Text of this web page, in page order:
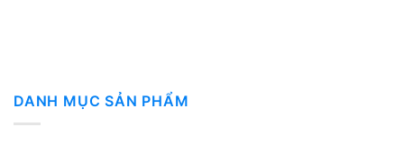
DANH MỤC SẢN PHẨM